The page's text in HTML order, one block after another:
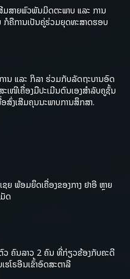
ມສາຍພົວພັນມິດຕະພາບ ແລະ ການ
ກໍຄືການເປັນຄູ່ຮ່ວມຍຸດທະສາດຮອບ
ານ ແລະ ກິລາ ຮ່ວມກັບລັດຖະບານອົດ
ະເໜີເຄື່ອງມືປະເມີນຕົນເອງສຳລັບຄູຊັ້ນ
ສົ່ງເສີມຄຸນນະພາບການສຶກສາ.
ຍ ພ້ອມຍຶດເຄື່ອງຂອງກາງ ຢາອີ ຫຼາຍ
ດ
ວ ຄົນລາວ 2 ຄົນ ທີ່ກ່ຽວຂ້ອງກັບຄະດີ
ຮໂຣອີນເຂົ້າອົດສະຕາລີ